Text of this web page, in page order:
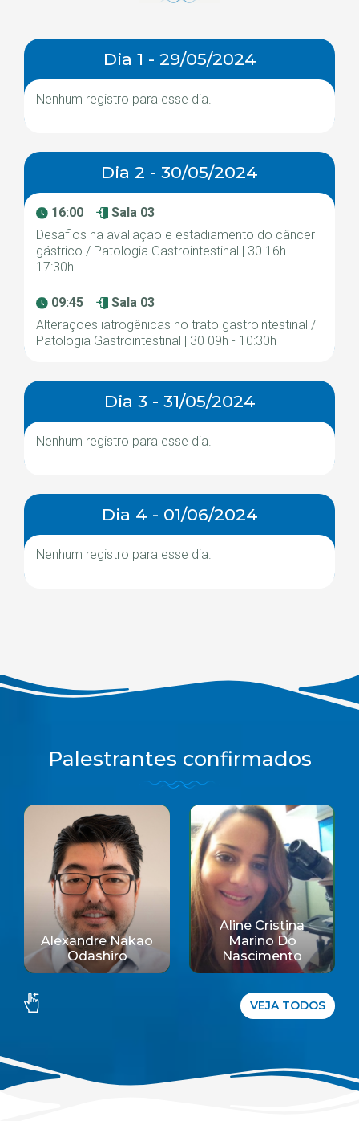
Dia 1 - 29/05/2024
Nenhum registro para esse dia.
Dia 2 - 30/05/2024
16:00
Sala 03
Desafios na avaliação e estadiamento do câncer
gástrico / Patologia Gastrointestinal | 30 16h -
17:30h
09:45
Sala 03
Alterações iatrogênicas no trato gastrointestinal /
Patologia Gastrointestinal | 30 09h - 10:30h
Dia 3 - 31/05/2024
Nenhum registro para esse dia.
Dia 4 - 01/06/2024
Nenhum registro para esse dia.
Palestrantes confirmados
Alexandre Nakao
Odashiro
Aline Cristina
Marino Do
Nascimento
VEJA TODOS